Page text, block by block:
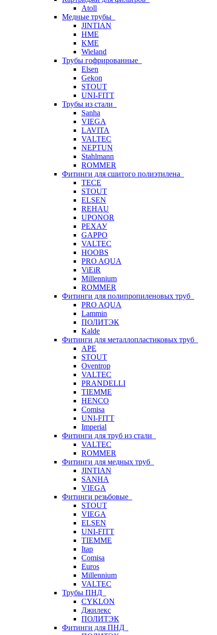
Atoll
Медные трубы
JINTIAN
HME
KME
Wieland
Трубы гофрированные
Elsen
Gekon
STOUT
UNI-FITT
Трубы из стали
Sanha
VIEGA
LAVITA
VALTEC
NEPTUN
Stahlmann
ROMMER
Фитинги для сшитого полиэтилена
TECE
STOUT
ELSEN
REHAU
UPONOR
РЕХАУ
GAPPO
VALTEC
HOOBS
PRO AQUA
ViEiR
Millennium
ROMMER
Фитинги для полипропиленовых труб
PRO AQUA
Lammin
ПОЛИТЭК
Kalde
Фитинги для металлопластиковых труб
APE
STOUT
Oventrop
VALTEC
PRANDELLI
TIEMME
HENCO
Comisa
UNI-FITT
Imperial
Фитинги для труб из стали
VALTEC
ROMMER
Фитинги для медных труб
JINTIAN
SANHA
VIEGA
Фитинги резьбовые
STOUT
VIEGA
ELSEN
UNI-FITT
TIEMME
Itap
Comisa
Euros
Millennium
VALTEC
Трубы ПНД
CYKLON
Джилекс
ПОЛИТЭК
Фитинги для ПНД